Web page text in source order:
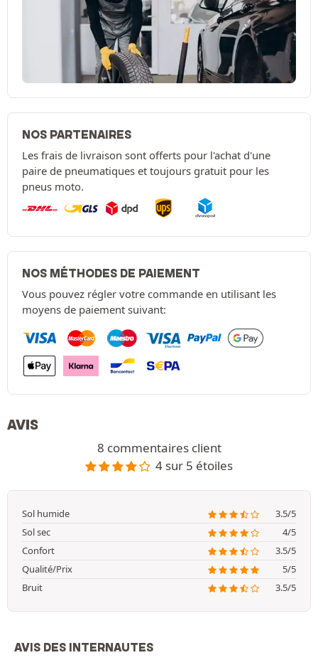
NOS PARTENAIRES
Les frais de livraison sont offerts pour l'achat d'une
paire de pneumatiques et toujours gratuit pour les
pneus moto.
NOS MÉTHODES DE PAIEMENT
Vous pouvez régler votre commande en utilisant les
moyens de paiement suivant:
AVIS
8 commentaires client
4 sur 5 étoiles
Sol humide
3.5/5
Sol sec
4/5
Confort
3.5/5
Qualité/Prix
5/5
Bruit
3.5/5
AVIS DES INTERNAUTES